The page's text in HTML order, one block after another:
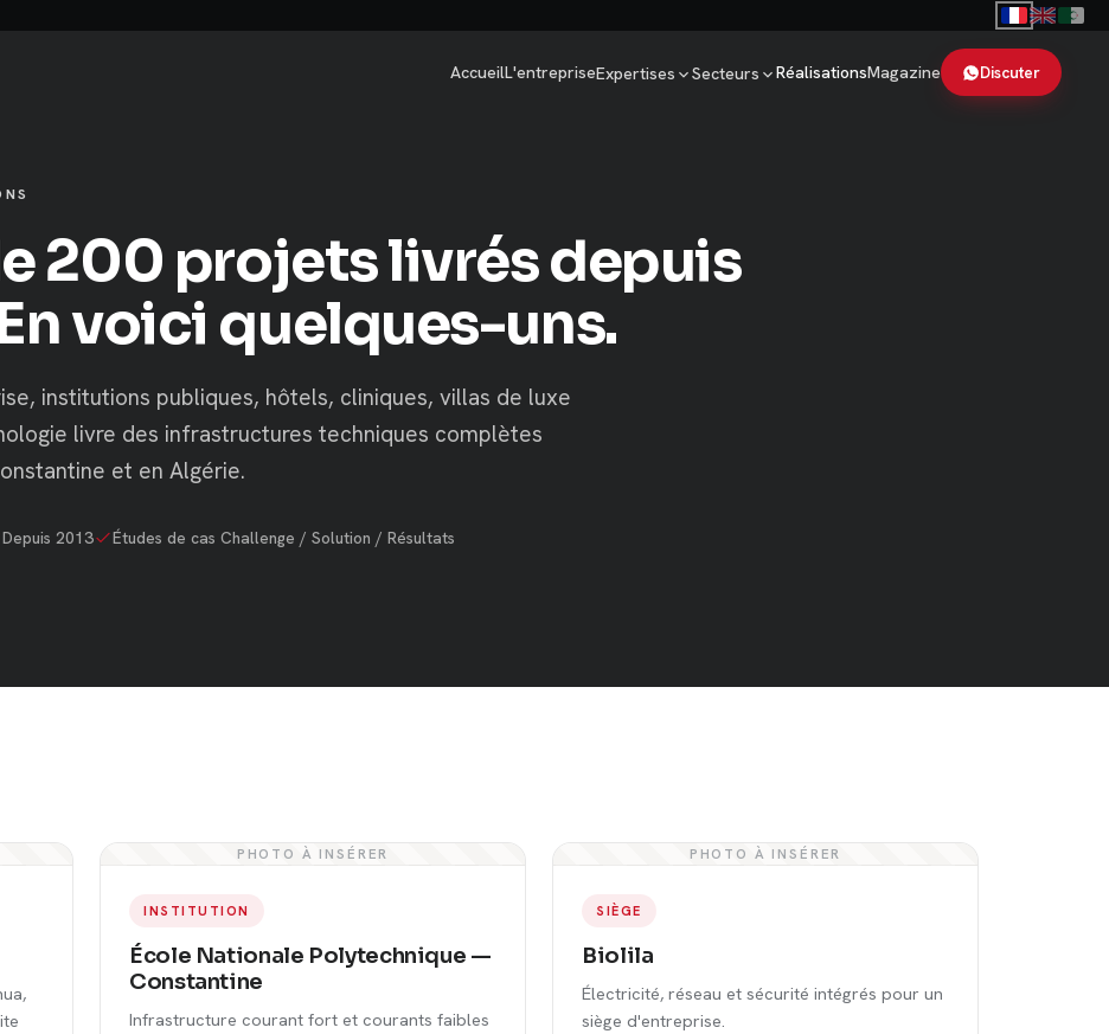
AccueilL'entrepriseExpertises Secteurs RéalisationsMagazine Discuter
200 projets livrés depuis
voici quelques-uns.
institutions publiques, hôtels, cliniques, villas de luxe
livre des infrastructures techniques complètes
et en Algérie.
Depuis 2013 Études de cas Challenge / Solution / Résultats
PHOTO À INSÉRER
INSTITUTION
École Nationale Polytechnique —
Constantine
Infrastructure courant fort et courants faibles
PHOTO À INSÉRER
SIÈGE
Biolila
Électricité, réseau et sécurité intégrés pour un
siège d'entreprise.